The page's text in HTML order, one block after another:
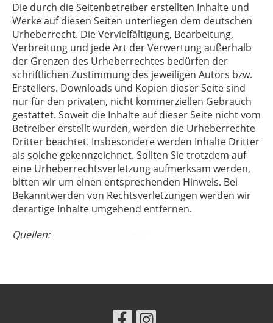
Die durch die Seitenbetreiber erstellten Inhalte und
Werke auf diesen Seiten unterliegen dem deutschen
Urheberrecht. Die Vervielfältigung, Bearbeitung,
Verbreitung und jede Art der Verwertung außerhalb
der Grenzen des Urheberrechtes bedürfen der
schriftlichen Zustimmung des jeweiligen Autors bzw.
Erstellers. Downloads und Kopien dieser Seite sind
nur für den privaten, nicht kommerziellen Gebrauch
gestattet. Soweit die Inhalte auf dieser Seite nicht vom
Betreiber erstellt wurden, werden die Urheberrechte
Dritter beachtet. Insbesondere werden Inhalte Dritter
als solche gekennzeichnet. Sollten Sie trotzdem auf
eine Urheberrechtsverletzung aufmerksam werden,
bitten wir um einen entsprechenden Hinweis. Bei
Bekanntwerden von Rechtsverletzungen werden wir
derartige Inhalte umgehend entfernen.
Quellen: